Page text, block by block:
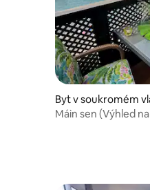
Byt v soukromém
ve městě Puerto
Máin sen